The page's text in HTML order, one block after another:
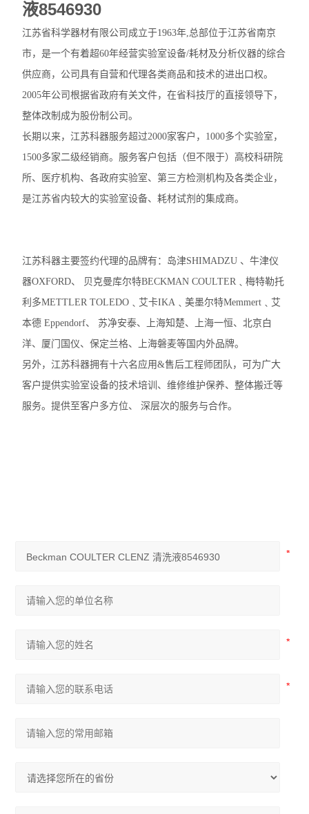
液8546930
江苏省科学器材有限公司成立于1963年,总部位于江苏省南京
市，是一个有着超60年经营实验室设备/耗材及分析仪器的综合
供应商，公司具有自营和代理各类商品和技术的进出口权。
2005年公司根据省政府有关文件，在省科技厅的直接领导下，
整体改制成为股份制公司。
长期以来，江苏科器服务超过2000家客户，1000多个实验室，
1500多家二级经销商。服务客户包括（但不限于）高校科研院
所、医疗机构、各政府实验室、第三方检测机构及各类企业，
是江苏省内较大的实验室设备、耗材试剂的集成商。
江苏科器主要签约代理的品牌有：岛津SHIMADZU 、牛津仪
器OXFORD、 贝克曼库尔特BECKMAN COULTER﹑梅特勒托
利多METTLER TOLEDO﹑艾卡IKA﹑美墨尔特Memmert﹑艾
本德 Eppendorf、 苏净安泰、上海知楚、上海一恒、北京白
洋、厦门国仪、保定兰格、上海磐麦等国内外品牌。
另外，江苏科器拥有十六名应用&售后工程师团队，可为广大
客户提供实验室设备的技术培训、维修维护保养、整体搬迁等
服务。提供至客户多方位、 深层次的服务与合作。